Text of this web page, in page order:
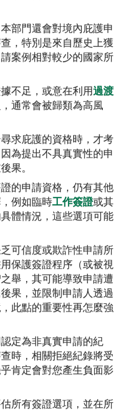
部門還會對境內庇護申
，特別是來自歷史上獲
案例相對較少的國家所
不足，或意在利用過渡
通常會被歸類為高風
求庇護的資格時，才考
為提出不具真實性的申
果。
的申請資格，仍有其他
例如臨時工作簽證或其
體情況，這些選項可能
可信度或欺詐性申請所
保護簽證程序（或被視
舉，其可能導致申請遭
果，並限制申請人透過
此點的重要性再怎麼強
定為非真實申請的紀
時，相關拒絕紀錄將受
肯定會對您產生負面影
所有簽證選項，並在所